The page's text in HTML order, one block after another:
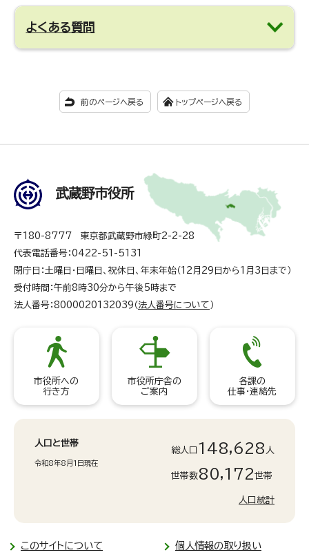
よくある質問
前のページへ戻る トップページへ戻る
武蔵野市役所
〒180-8777 東京都武蔵野市緑町2-2-28
代表電話番号：0422-51-5131
閉庁日：土曜日・日曜日、祝休日、年末年始（12月29日から1月3日まで）
受付時間：午前8時30分から午後5時まで
法人番号：8000020132039（ 法人番号について ）
市役所への
行き方
市役所庁舎の
ご案内
各課の
仕事・連絡先
人口と世帯
令和8年8月1日現在
総人口 148,628 人
世帯数80,172世帯
人口統計
このサイトについて 個人情報の取り扱い